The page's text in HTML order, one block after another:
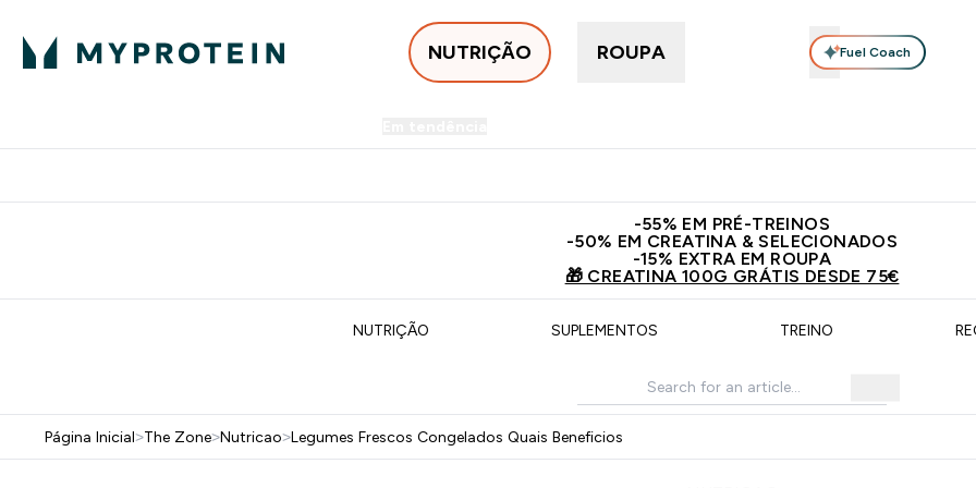
NUTRIÇÃO ROUPA Fuel Coach
​-55% EM PRÉ-TREINOS
-50% EM CREATINA & SELECIONADOS
-15% EXTRA EM ROUPA
🎁 CREATINA 100G GRÁTIS DESDE 75€
NUTRIÇÃO SUPLEMENTOS TREINO
Página Inicial>The Zone>Nutricao>Legumes Frescos Congelados Quais Beneficios